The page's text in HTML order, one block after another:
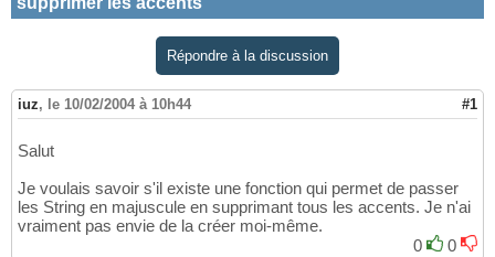
Répondre à la discussion
iuz, le 10/02/2004 à 10h44 #1
Salut
Je voulais savoir s'il existe une fonction qui permet de passer
les String en majuscule en supprimant tous les accents. Je n'ai
vraiment pas envie de la créer moi-même.
0
0